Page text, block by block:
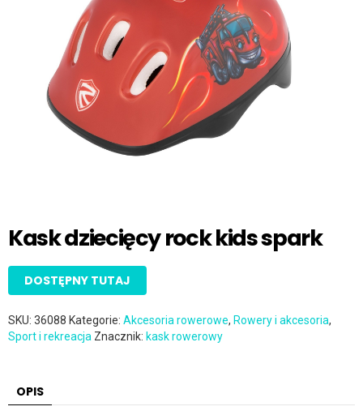
Kask dziecięcy rock kids spark
DOSTĘPNY TUTAJ
SKU: 36088 Kategorie: Akcesoria rowerowe, Rowery i akcesoria,
Sport i rekreacja Znacznik: kask rowerowy
OPIS